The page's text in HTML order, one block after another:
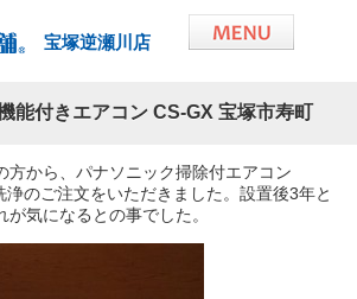
宝塚逆瀬川店
能付きエアコン CS-GX 宝塚市寿町
方から、パナソニック掃除付エアコン
のご注文をいただきました。設置後3年と
気になるとの事でした。